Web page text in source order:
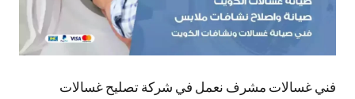
فني غسالات مشرف نعمل في شركة تصليح غسالات